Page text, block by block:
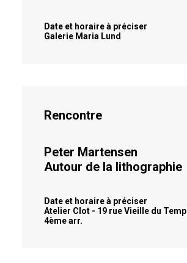
Date et horaire à préciser
Galerie Maria Lund
Rencontre
Peter Martensen
Autour de la lithographie
Date et horaire à préciser
Atelier Clot - 19 rue Vieille du
4ème arr.